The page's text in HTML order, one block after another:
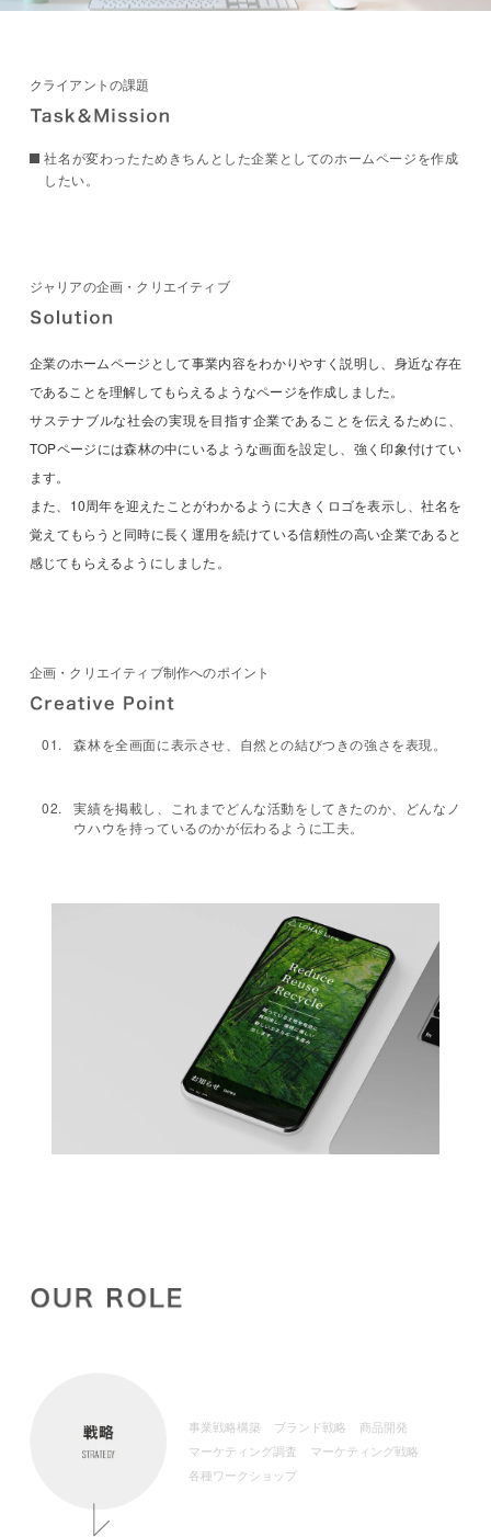
クライアントの課題
社名が変わったためきちんとした企業としてのホームページを作成
したい。
ジャリアの企画・クリエイティブ
企業のホームページとして事業内容をわかりやすく説明し、身近な存在
であることを理解してもらえるようなページを作成しました。
サステナブルな社会の実現を目指す企業であることを伝えるために、
TOPページには森林の中にいるような画面を設定し、強く印象付けてい
ます。
また、10周年を迎えたことがわかるように大きくロゴを表示し、社名を
覚えてもらうと同時に長く運用を続けている信頼性の高い企業であると
感じてもらえるようにしました。
企画・クリエイティブ制作へのポイント
森林を全画面に表示させ、自然との結びつきの強さを表現。
実績を掲載し、これまでどんな活動をしてきたのか、どんなノ
ウハウを持っているのかが伝わるように工夫。
事業戦略構築 ブランド戦略
商品開発
マーケティング調査
マーケティング戦略
各種ワークショップ